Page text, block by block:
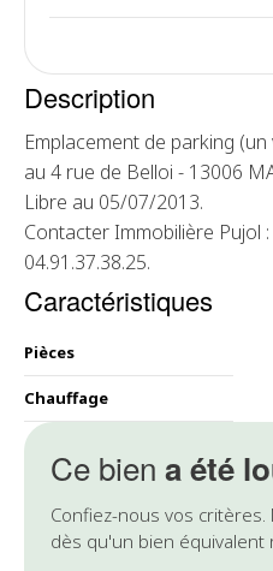
Ce bien a été
Confiez-nous vos
dès qu'un bien équivalent
Description
Emplacement de parking
au 4 rue de Belloi - 13006
Libre au 05/07/2013.
Contacter Immobilière Pujol
04.91.37.38.25.
Caractéristiques
Pièces
Chauffage